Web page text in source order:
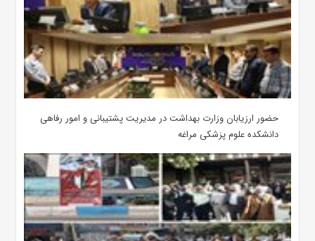
حضور ارزیابان وزارت بهداشت در مدیریت پشتیبانی و امور رفاهی
دانشکده علوم پزشکی مراغه